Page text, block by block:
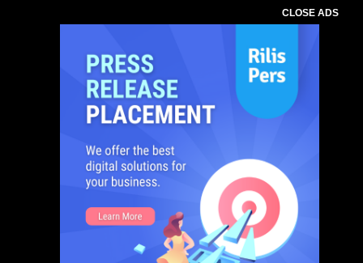
CLOSE ADS